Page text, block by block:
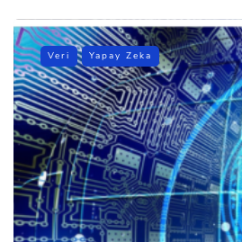
Veri Yapay Zeka